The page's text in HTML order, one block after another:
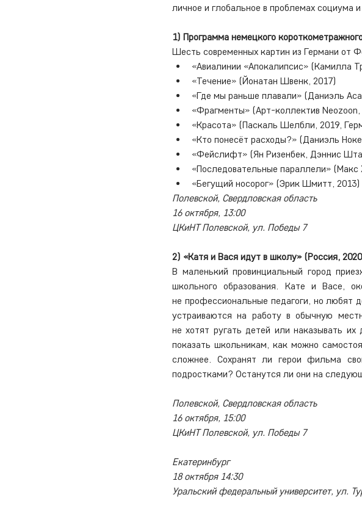
личное и глобальное в проблемах социума и
1) Программа немецкого короткометражного
«Авиалинии «Апокалипсис» (Камилла
«Течение» (Йонатан Швенк, 2017)
«Где мы раньше плавали» (Даниэль
«Фрагменты» (Арт-коллектив Neozoon,
«Красота» (Паскаль Шелбли, 2019,
«Кто понесёт расходы?» (Даниэль
«Фейслифт» (Ян Ризенбек, Дэннис
«Последовательные параллели» (Макс
«Бегущий носорог» (Эрик Шмитт, 2013)
Полевской, Свердловская область
16 октября, 13:00
ЦКиНТ Полевской, ул. Победы 7
2) «Катя и Вася идут в школу» (Россия,
В маленький провинциальный город
школьного образования. Кате и Васе,
не профессиональные педагоги, но любят
устраиваются на работу в обычную
не хотят ругать детей или наказывать
показать школьникам, как можно
сложнее. Сохранят ли герои фильма
подростками? Останутся ли они на
Полевской, Свердловская область
16 октября, 15:00
ЦКиНТ Полевской, ул. Победы 7
Екатеринбург
18 октября 14:30
Уральский федеральный университет, ул.